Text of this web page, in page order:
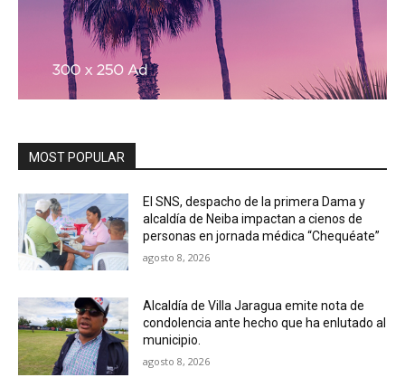
MOST POPULAR
El SNS, despacho de la primera Dama y
alcaldía de Neiba impactan a cienos de
personas en jornada médica “Chequéate”
agosto 8, 2026
Alcaldía de Villa Jaragua emite nota de
condolencia ante hecho que ha enlutado al
municipio.
agosto 8, 2026